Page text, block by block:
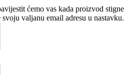
ćemo vas kada proizvod stigne
valjanu email adresu u nastavku.